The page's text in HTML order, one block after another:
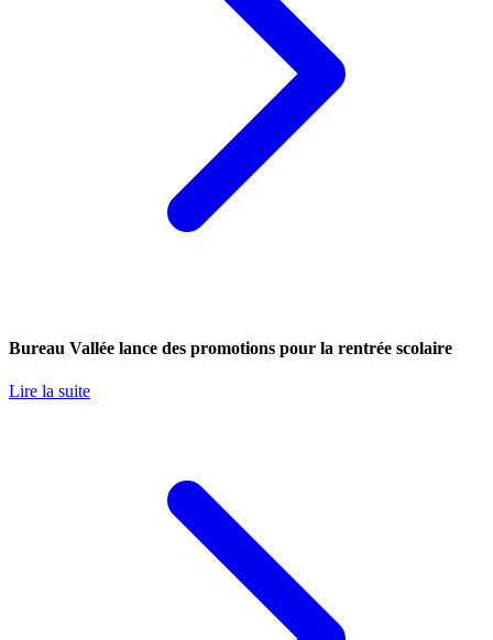
Bureau Vallée lance des promotions pour la rentrée scolaire
Lire la suite